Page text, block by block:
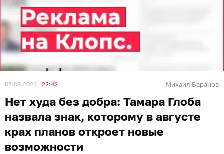
05.08.2026 22:42 Михаил Баранов
Нет худа без добра: Тамара Глоба
назвала знак, которому в августе
крах планов откроет новые
возможности